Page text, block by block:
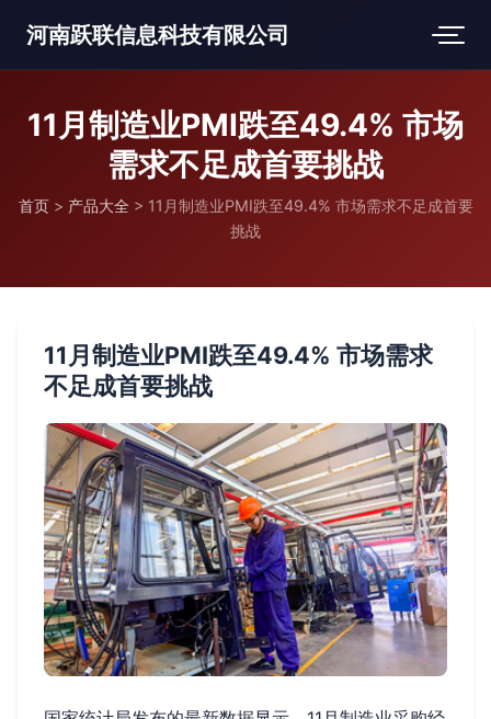
河南跃联信息科技有限公司
11月制造业PMI跌至49.4% 市场
需求不足成首要挑战
首页 > 产品大全 > 11月制造业PMI跌至49.4% 市场需求不足成首要
挑战
11月制造业PMI跌至49.4% 市场需求
不足成首要挑战